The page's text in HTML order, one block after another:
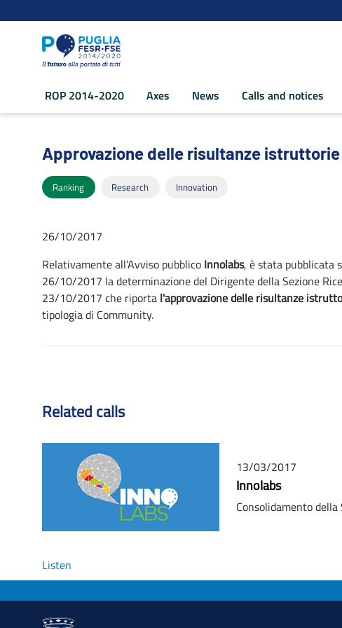
ROP 2014-2020 Axes News Calls and notices
Approvazione delle risultanze istruttorie e
Approvazione delle risultanze
Ranking Research Innovation
26/10/2017
Relativamente all’Avviso pubblico Innolabs, è stata pubblicata
26/10/2017 la determinazione del Dirigente della Sezione
23/10/2017 che riporta l'approvazione delle risultanze
tipologia di Community.
Related calls
13/03/2017
Innolabs
Consolidamento
Listen